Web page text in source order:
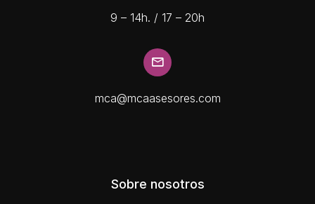
9 – 14h. / 17 – 20h
mca@mcaasesores.com
Sobre nosotros